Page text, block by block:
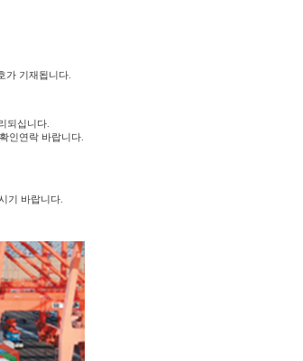
가 기재됩니다.
되십니다.
인연락 바랍니다.
기 바랍니다.